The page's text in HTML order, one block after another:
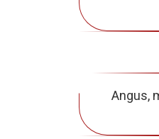
Angus,